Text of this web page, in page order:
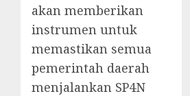
akan memberikan
instrumen untuk
memastikan semua
pemerintah daerah
menjalankan SP4N